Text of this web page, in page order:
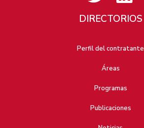
DIRECTORIOS
Perfil del contratante
Áreas
Programas
Publicaciones